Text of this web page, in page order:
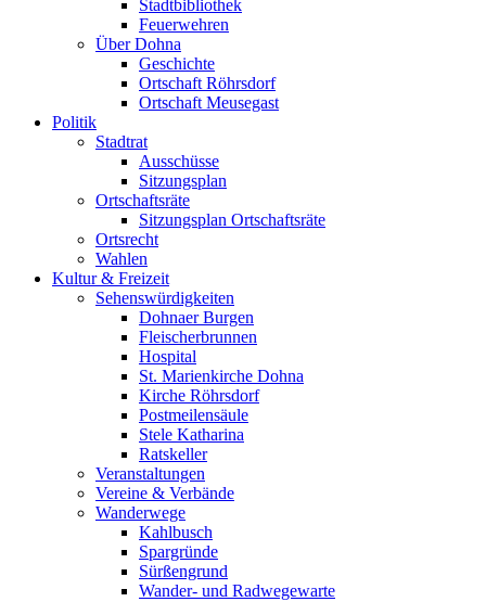
Stadtbibliothek
Feuerwehren
Über Dohna
Geschichte
Ortschaft Röhrsdorf
Ortschaft Meusegast
Politik
Stadtrat
Ausschüsse
Sitzungsplan
Ortschaftsräte
Sitzungsplan Ortschaftsräte
Ortsrecht
Wahlen
Kultur & Freizeit
Sehenswürdigkeiten
Dohnaer Burgen
Fleischerbrunnen
Hospital
St. Marienkirche Dohna
Kirche Röhrsdorf
Postmeilensäule
Stele Katharina
Ratskeller
Veranstaltungen
Vereine & Verbände
Wanderwege
Kahlbusch
Spargründe
Sürßengrund
Wander- und Radwegewarte